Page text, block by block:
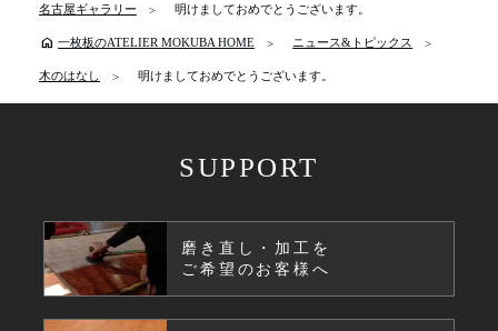
名古屋ギャラリー 明けましておめでとうございます。
home 一枚板のATELIER MOKUBA HOME ニュース&トピックス
木のはなし 明けましておめでとうございます。
SUPPORT
磨き直し・加工を
ご希望のお客様へ